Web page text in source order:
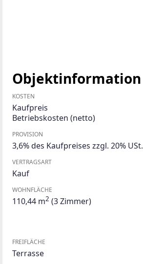
Objektinformation
KOSTEN
Kaufpreis
Betriebskosten (netto)
PROVISION
3,6% des Kaufpreises zzgl. 20% USt.
VERTRAGSART
Kauf
WOHNFLÄCHE
110,44 m2 (3 Zimmer)
FREIFLÄCHE
Terrasse